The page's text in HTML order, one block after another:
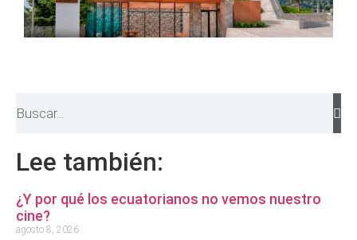
Lee también:
¿Y por qué los ecuatorianos no vemos nuestro
cine?
agosto 8, 2026